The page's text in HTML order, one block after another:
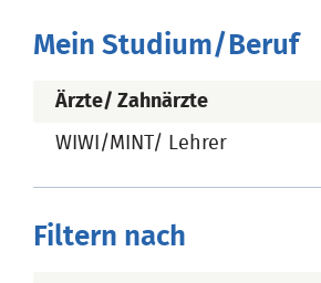
Mein Studium/Beruf
Ärzte/ Zahnärzte
WIWI/MINT/ Lehrer
Filtern nach